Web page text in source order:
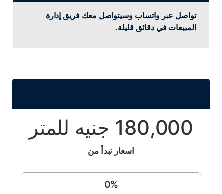
تواصل عبر واتساب وسيتواصل معك فريق إدارة
المبيعات في دقائق قليلة.
180,000 جنيه للمتر
اسعار تبدأ من
0%